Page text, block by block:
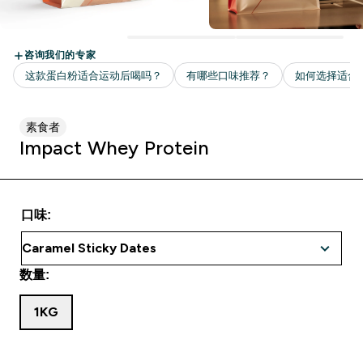
素食者
Impact Whey Protein
口味:
数量:
1KG